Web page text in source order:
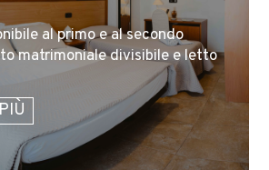
al primo e al secondo
matrimoniale divisibile e letto